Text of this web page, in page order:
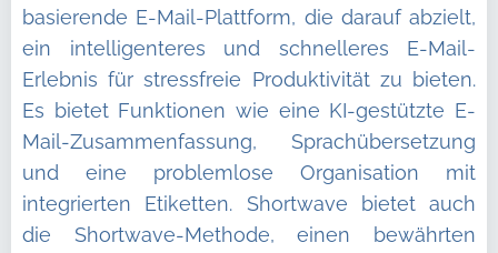
basierende E-Mail-Plattform, die darauf abzielt,
ein intelligenteres und schnelleres E-Mail-
Erlebnis für stressfreie Produktivität zu bieten.
Es bietet Funktionen wie eine KI-gestützte E-
Mail-Zusammenfassung, Sprachübersetzung
und eine problemlose Organisation mit
integrierten Etiketten. Shortwave bietet auch
die Shortwave-Methode, einen bewährten